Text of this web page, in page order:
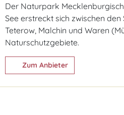
Der Naturpark
See erstreckt sich zwischen
Teterow, Malchin und Waren
Naturschutzgebiete.
Zum Anbieter